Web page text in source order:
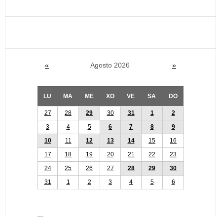
« Agosto 2026 »
LU MA ME XO VE SA DO
27 28 29 30 31 1
2
3
4 5 6 7 8
9
10
11 12 13 14 15
16
17
18 19 20 21 22
23
24
25 26 27 28 29
30
31
1 2 3 4 5 6